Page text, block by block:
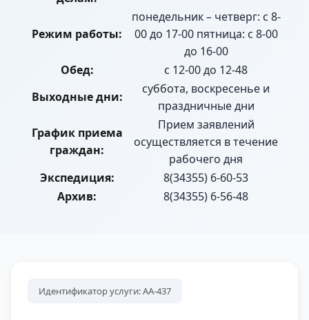
Режим работы:
понедельник – четверг: с 8-
00 до 17-00 пятница: с 8-00
до 16-00
Обед:
с 12-00 до 12-48
Выходные дни:
суббота, воскресенье и
праздничные дни
График приема
граждан:
Прием заявлений
осуществляется в течение
рабочего дня
Экспедиция:
8(34355) 6-60-53
Архив:
8(34355) 6-56-48
Идентификатор услуги: АА-437